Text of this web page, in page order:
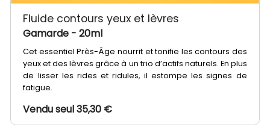
Fluide contours yeux et lèvres
Gamarde - 20ml
Cet essentiel Près-Âge nourrit et tonifie les contours des
yeux et des lèvres grâce à un trio d’actifs naturels. En plus
de lisser les rides et ridules, il estompe les signes de
fatigue.
Vendu seul 35,30 €